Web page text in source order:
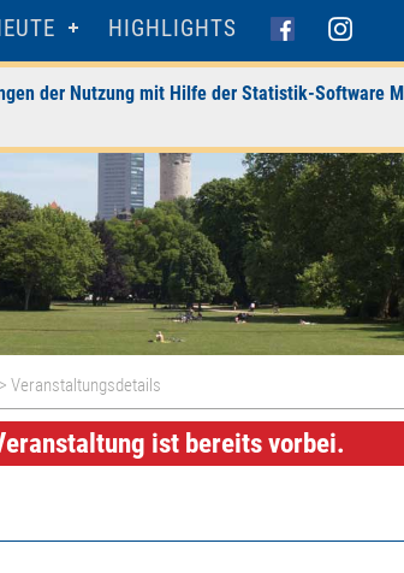
HIGHLIGHTS
der Nutzung mit Hilfe der Statistik-Software
> Veranstaltungsdetails
ist bereits vorbei.